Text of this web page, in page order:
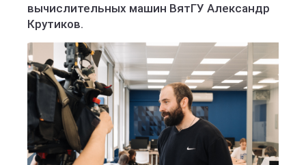
вычислительных машин ВятГУ Александр
Крутиков.